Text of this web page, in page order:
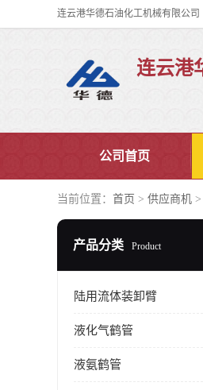
连云港
公司首页
当前位置： 首页 > 供应商机 >
产品分类 Product
陆用流体装卸臂
液化气鹤管
液氨鹤管